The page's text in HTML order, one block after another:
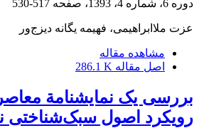
دوره 6، شماره 4، 1393، صفحه 517-530
عزت ملاابراهیمی، فهیمه یگانه دیزج‌ور
مشاهده مقاله
اصل مقاله 286.1 K
بررسی یک نمایشنامة معاصر
رویکرد اصول سبک‌شناختی